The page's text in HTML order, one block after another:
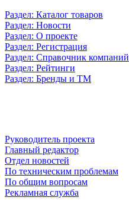
Раздел: Каталог товаров
Раздел: Новости
Раздел: О проекте
Раздел: Регистрация
Раздел: Справочник компаний
Раздел: Рейтинги
Раздел: Бренды и ТМ
Руководитель проекта
Главный редактор
Отдел новостей
По техническим проблемам
По общим вопросам
Рекламная служба